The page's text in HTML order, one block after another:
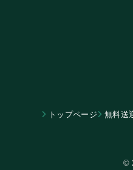
トップページ 無料送
©